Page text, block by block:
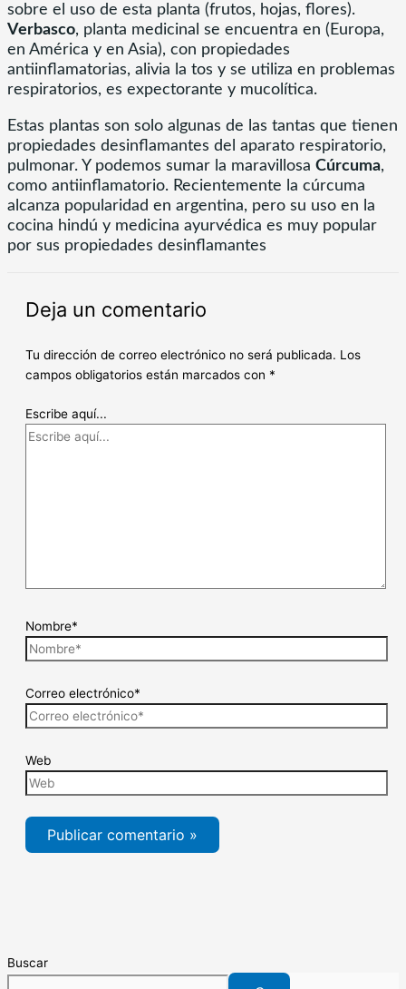
sobre el uso de esta planta (frutos, hojas, flores).
Verbasco, planta medicinal se encuentra en (Europa,
en América y en Asia), con propiedades
antiinflamatorias, alivia la tos y se utiliza en problemas
respiratorios, es expectorante y mucolítica.
Estas plantas son solo algunas de las tantas que tienen
propiedades desinflamantes del aparato respiratorio,
pulmonar. Y podemos sumar la maravillosa Cúrcuma,
como antiinflamatorio. Recientemente la cúrcuma
alcanza popularidad en argentina, pero su uso en la
cocina hindú y medicina ayurvédica es muy popular
por sus propiedades desinflamantes
Deja un comentario
Tu dirección de correo electrónico no será publicada. Los
campos obligatorios están marcados con *
Escribe aquí...
Nombre*
Correo electrónico*
Web
Buscar